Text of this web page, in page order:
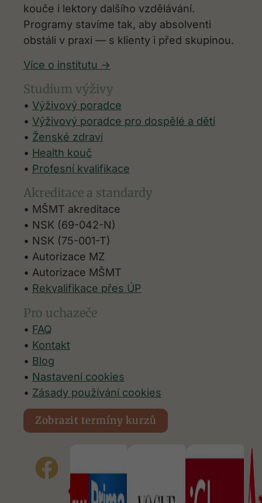
kouče i lektory dalšího vzdělávání.
Programy stavíme tak, aby absolventi
obstáli v praxi — s klienty i před skupinou.
Více o institutu ->
Studium výživy
• Výživový poradce
• Výživový poradce pro dospělé a děti
• Ženské zdraví
• Health kouč
• Profesní kvalifikace
Akreditace a standardy
• MŠMT akreditace
• NSK (69-042-N)
• NSK (75-001-T)
• Autorizace MZ
• Autorizace MŠMT
• Rekvalifikace přes ÚP
Pro uchazeče
• FAQ
• Kontakt
• Blog
• Nastavení cookies
• Zásady používání cookies
Zobrazit termíny kurzů
jste nás
nezbytné